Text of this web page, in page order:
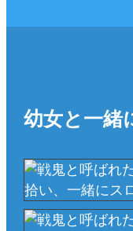
幼女と一緒